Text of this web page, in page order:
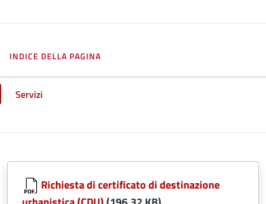
INDICE DELLA PAGINA
Servizi
Richiesta di certificato di destinazione